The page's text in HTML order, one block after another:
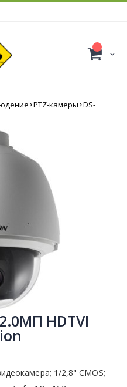
PTZ-камеры DS-
HDTVI
1/2,8" CMOS;